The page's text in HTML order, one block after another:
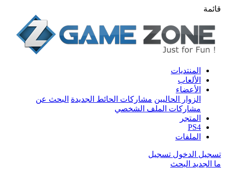
قائمة
المنتديات
الألعاب
الأعضاء
الزوار الحاليين مشاركات الحائط الجديدة البحث عن
مشاركات الملف الشخصي
المتجر
PS4
الملفات
تسجيل الدخول تسجيل
ما الجديد البحث